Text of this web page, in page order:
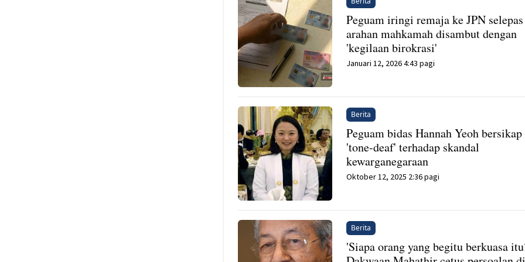
Peguam iringi remaja ke JPN selepas
arahan mahkamah disambut dengan
'kegilaan birokrasi'
Januari 12, 2026 4:43 pagi
Berita
Peguam bidas Hannah Yeoh bersikap
'tone-deaf' terhadap skandal
kewarganegaraan
Oktober 12, 2025 2:36 pagi
Berita
'Siapa orang yang begitu berkuasa